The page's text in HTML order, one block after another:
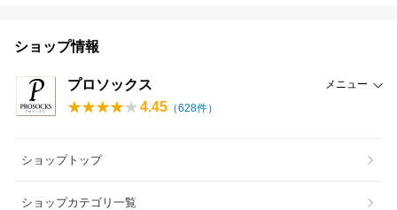
ショップ情報
プロソックス メニュー
4.45 （628件）
ショップトップ
ショップカテゴリ一覧